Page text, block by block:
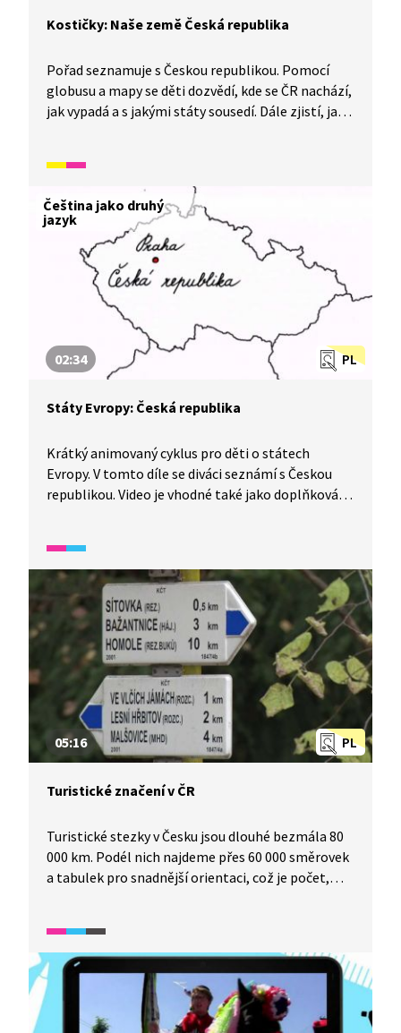
Kostičky: Naše země Česká republika
Pořad seznamuje s Českou republikou. Pomocí
globusu a mapy se děti dozvědí, kde se ČR nachází,
jak vypadá a s jakými státy sousedí. Dále zjistí, jaký
hymna. V pořadu je názorně představena česká
příroda: hory, lesy, řeky, přehrady, rybníky, léčivé
prameny, louky, pole, vesnice a města.
Čeština jako druhý
jazyk
PL
02:34
Státy Evropy: Česká republika
Krátký animovaný cyklus pro děti o státech
Evropy. V tomto díle se diváci seznámí s Českou
republikou. Video je vhodné také jako doplňková
Video spadá do širšího okruhu vidií, které se
zaměřují na život v České republice, její historii,
kulturu a zvyky.
PL
05:16
Turistické značení v ČR
Turistické stezky v Česku jsou dlouhé bezmála 80
000 km. Podél nich najdeme přes 60 000 směrovek
a tabulek pro snadnější orientaci, což je počet,
podobou. První značka byla umístěna již na konci
19. století Klubem českých turistů a další přibývaly
velmi rychle. Do roku 1938 délka turistických tras
dosahovala 40 000 km.